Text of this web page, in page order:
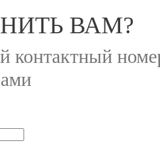
ВАМ?
контактный